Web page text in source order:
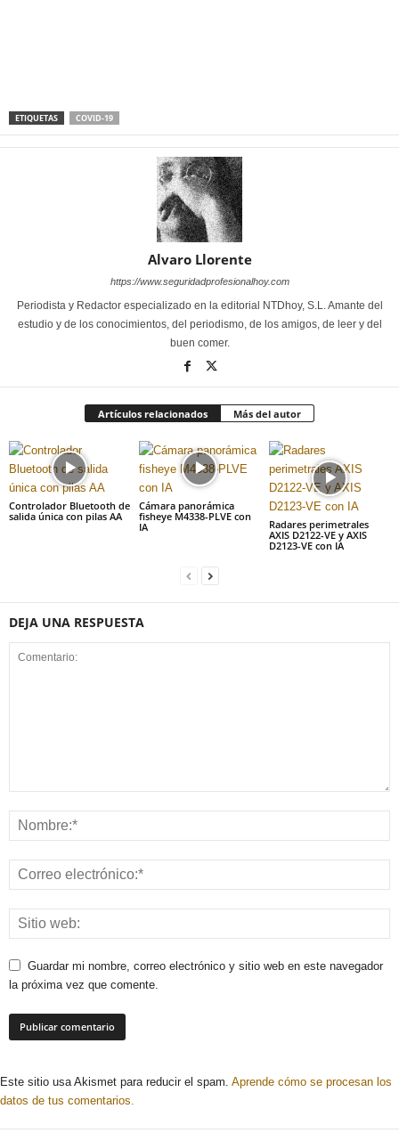
ETIQUETAS COVID-19
Alvaro Llorente
https://www.seguridadprofesionalhoy.com
Periodista y Redactor especializado en la editorial NTDhoy, S.L. Amante del
estudio y de los conocimientos, del periodismo, de los amigos, de leer y del
buen comer.
Artículos relacionados Más del autor
Controlador Bluetooth de
salida única con pilas AA
Cámara panorámica
fisheye M4338-PLVE con
IA
Radares perimetrales
AXIS D2122-VE y AXIS
D2123-VE con IA
DEJA UNA RESPUESTA
Guardar mi nombre, correo electrónico y sitio web en este navegador
la próxima vez que comente.
Este sitio usa Akismet para reducir el spam. Aprende cómo se procesan los
datos de tus comentarios.